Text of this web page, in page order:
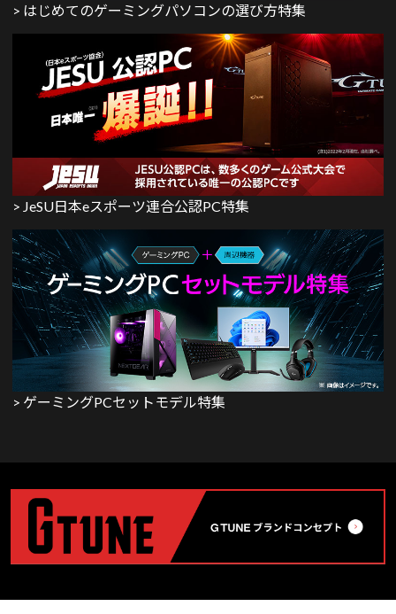
> はじめてのゲーミングパソコンの選び方特集
> JeSU日本eスポーツ連合公認PC特集
> ゲーミングPCセットモデル特集